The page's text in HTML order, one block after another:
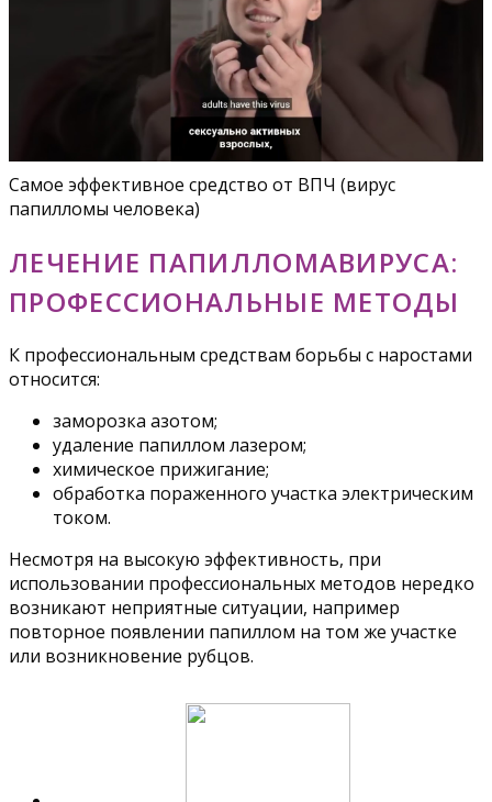
Самое эффективное средство от ВПЧ (вирус
папилломы человека)
ЛЕЧЕНИЕ ПАПИЛЛОМАВИРУСА:
ПРОФЕССИОНАЛЬНЫЕ МЕТОДЫ
К профессиональным средствам борьбы с наростами
относится:
заморозка азотом;
удаление папиллом лазером;
химическое прижигание;
обработка пораженного участка электрическим
током.
Несмотря на высокую эффективность, при
использовании профессиональных методов нередко
возникают неприятные ситуации, например
повторное появлении папиллом на том же участке
или возникновение рубцов.